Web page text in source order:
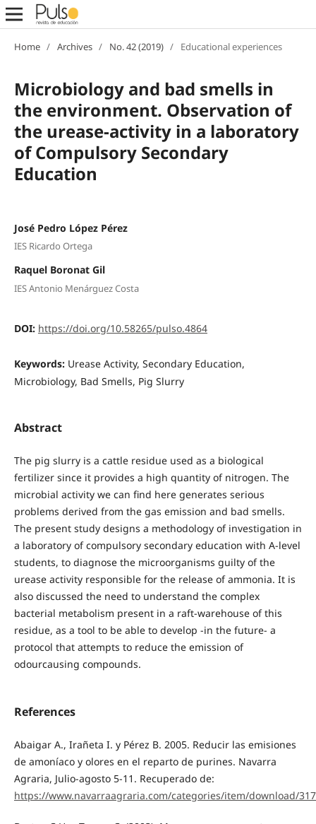
Home / Archives / No. 42 (2019) / Educational experiences
Microbiology and bad smells in
the environment. Observation of
the urease-activity in a laboratory
of Compulsory Secondary
Education
José Pedro López Pérez
IES Ricardo Ortega
Raquel Boronat Gil
IES Antonio Menárguez Costa
DOI: https://doi.org/10.58265/pulso.4864
Keywords: Urease Activity, Secondary Education,
Microbiology, Bad Smells, Pig Slurry
Abstract
The pig slurry is a cattle residue used as a biological
fertilizer since it provides a high quantity of nitrogen. The
microbial activity we can find here generates serious
problems derived from the gas emission and bad smells.
The present study designs a methodology of investigation in
a laboratory of compulsory secondary education with A-level
students, to diagnose the microorganisms guilty of the
urease activity responsible for the release of ammonia. It is
also discussed the need to understand the complex
bacterial metabolism present in a raft-warehouse of this
residue, as a tool to be able to develop -in the future- a
protocol that attempts to reduce the emission of
odourcausing compounds.
References
Abaigar A., Irañeta I. y Pérez B. 2005. Reducir las emisiones
de amoníaco y olores en el reparto de purines. Navarra
Agraria, Julio-agosto 5-11. Recuperado de:
https://www.navarraagraria.com/categories/item/download/